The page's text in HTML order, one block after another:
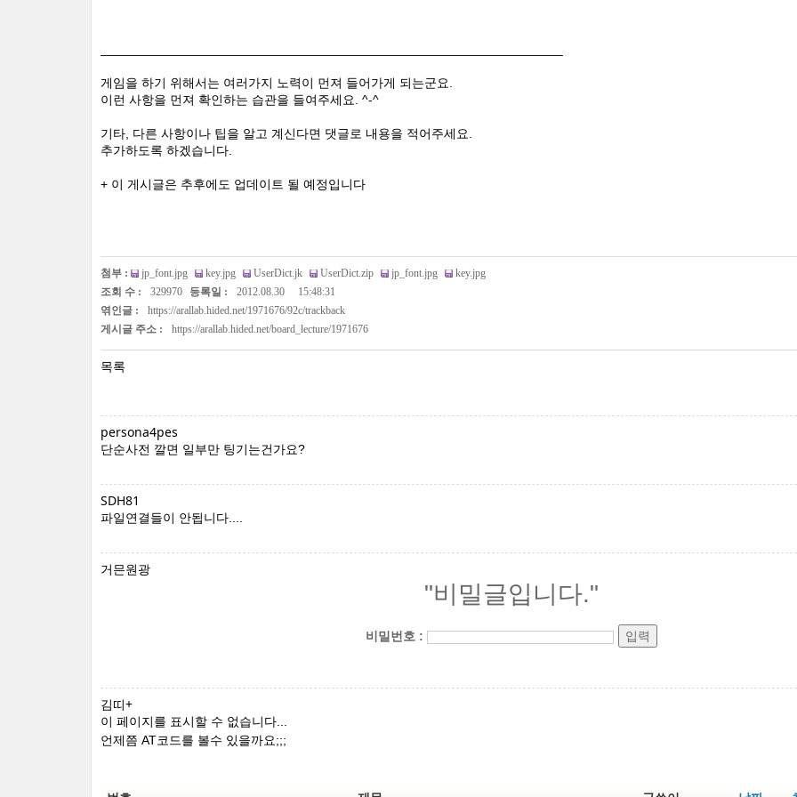
게임을 하기 위해서는 여러가지 노력이 먼져 들어가게 되는군요.
이런 사항을 먼져 확인하는 습관을 들여주세요. ^-^
기타, 다른 사항이나 팁을 알고 계신다면 댓글로 내용을 적어주세요.
추가하도록 하겠습니다.
+ 이 게시글은 추후에도 업데이트 될 예정입니다
첨부 : jp_font.jpg key.jpg UserDict.jk UserDict.zip jp_font.jpg
key.jpg
조회 수 :
329970 등록일 : 2012.08.30
15:48:31
엮인글 :
https://arallab.hided.net/1971676/92c/trackback
게시글 주소 :
https://arallab.hided.net/board_lecture/1971676
목록
persona4pes
단순사전 깔면 일부만 팅기는건가요?
SDH81
파일연결들이 안됩니다....
거믄원광
"비밀글입니다."
비밀번호 :
김띠+
이 페이지를 표시할 수 없습니다...
언제쯤 AT코드를 볼수 있을까요;;;